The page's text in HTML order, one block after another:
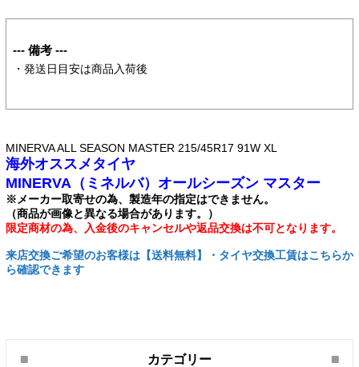
--- 備考 ---
・発送日目安は商品入荷後
MINERVA ALL SEASON MASTER 215/45R17 91W XL
海外オススメタイヤ
MINERVA（ミネルバ）オールシーズン マスター
※メーカー取寄せの為、製造年の指定はできません。
（商品が画像と異なる場合があります。）
限定商材の為、入金後のキャンセルや返品交換は不可となります。
来店交換ご希望のお客様は【送料無料】・タイヤ交換工賃はこちらか
ら確認できます
カテゴリー